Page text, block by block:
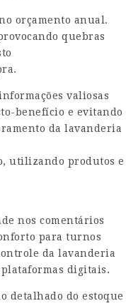
orçamento anual.
quebras
valiosas
benefício e evitando
da lavanderia
utilizando produtos e
nos comentários
para turnos
da lavanderia
digitais.
detalhado do estoque